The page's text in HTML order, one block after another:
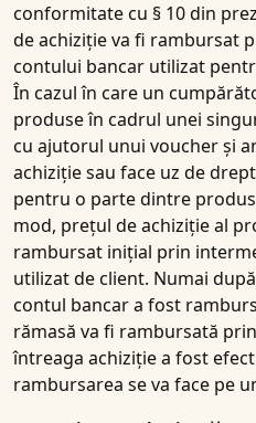
conformitate cu § 10 din
de achiziție va fi rambursat
contului bancar utilizat
În cazul în care un
produse în cadrul unei
cu ajutorul unui voucher și
achiziție sau face uz de
pentru o parte dintre
mod, prețul de achiziție al
rambursat inițial prin
utilizat de client. Numai
contul bancar a fost
rămasă va fi rambursată
întreaga achiziție a fost
rambursarea se va face pe